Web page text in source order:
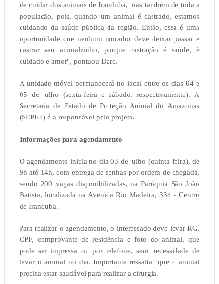
de cuidar dos animais de Iranduba, mas também de toda a
população, pois, quando um animal é castrado, estamos
cuidando da saúde pública da região. Então, essa é uma
oportunidade que nenhum morador deve deixar passar e
castrar seu animalzinho, porque castração é saúde, é
cuidado e amor", pontuou Darc.
A unidade móvel permanecerá no local entre os dias 04 e
05 de julho (sexta-feira e sábado, respectivamente). A
Secretaria de Estado de Proteção Animal do Amazonas
(SEPET) é a responsável pelo projeto.
Informações para agendamento
O agendamento inicia no dia 03 de julho (quinta-feira), de
9h até 14h, com entrega de senhas por ordem de chegada,
sendo 200 vagas disponibilizadas, na Paróquia São João
Batista, localizada na Avenida Rio Madeira, 334 - Centro
de Iranduba.
Para realizar o agendamento, o interessado deve levar RG,
CPF, comprovante de residência e foto do animal, que
pode ser impressa ou por telefone, sem necessidade de
levar o animal no dia. Importante ressaltar que o animal
precisa estar saudável para realizar a cirurgia.